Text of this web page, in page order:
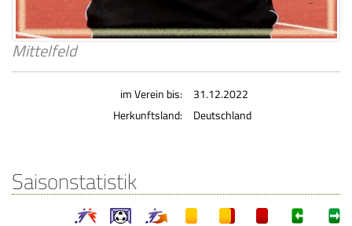
Mittelfeld
im Verein bis:
31.12.2022
Herkunftsland:
Deutschland
Saisonstatistik